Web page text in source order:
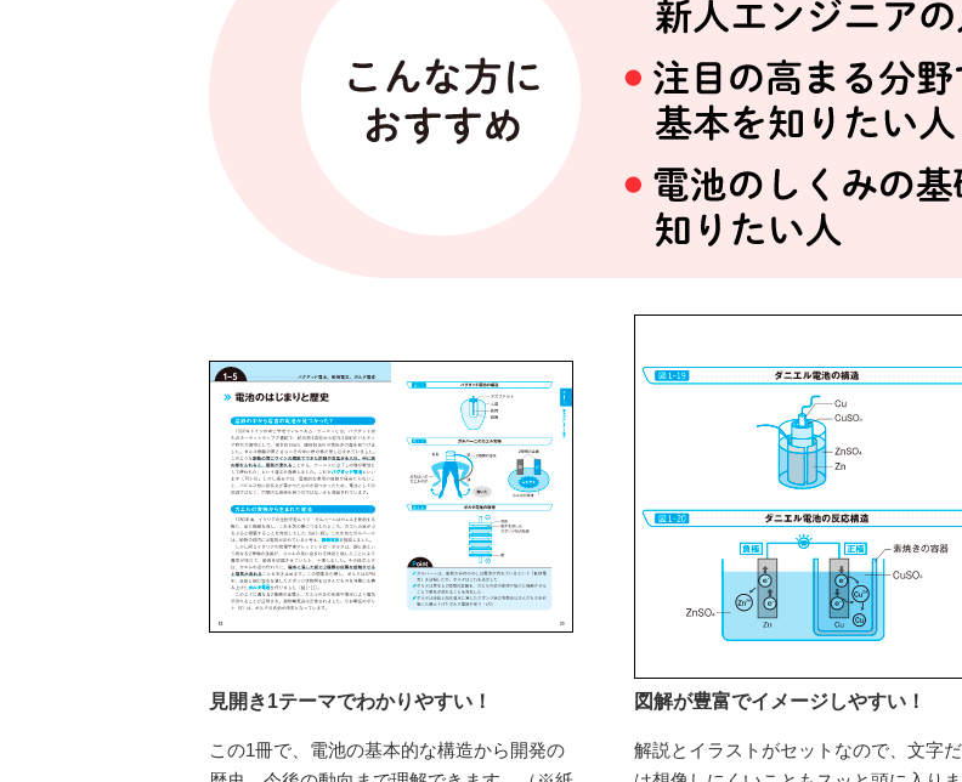
見開き1テーマでわかりやすい！
この1冊で、電池の基本的な構造から開発の
図解が豊富でイメージしやすい！
解説とイラストがセットなので、文字